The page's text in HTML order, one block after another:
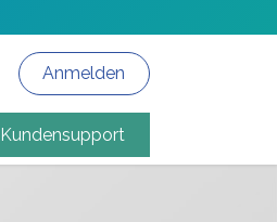
Anmelden
Kundensupport